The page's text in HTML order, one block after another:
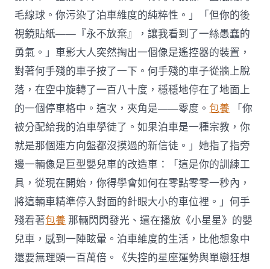
毛線球。你污染了泊車維度的純粹性。」「但你的後
視鏡貼紙——『永不放棄』，讓我看到了一絲愚蠢的
勇氣。」車影大人突然掏出一個像是遙控器的裝置，
對著何手殘的車子按了一下。何手殘的車子從牆上脫
落，在空中旋轉了一百八十度，穩穩地停在了地面上
的一個停車格中。這次，夾角是——零度。包養 「你
被分配給我的泊車學徒了。如果泊車是一種宗教，你
就是那個連方向盤都沒摸過的新信徒。」她指了指旁
邊一輛像是巨型嬰兒車的改造車：「這是你的訓練工
具，從現在開始，你得學會如何在零點零零一秒內，
將這輛車精準停入對面的針眼大小的車位裡。」何手
殘看著包養 那輛閃閃發光、還在播放《小星星》的嬰
兒車，感到一陣眩暈。泊車維度的生活，比他想象中
還要無理頭一百萬倍。《失控的星座運勢與單戀狂想